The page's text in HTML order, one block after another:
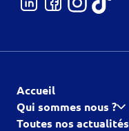
Accueil
Qui sommes nous ?
Toutes nos actualités